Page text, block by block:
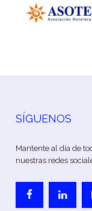
SÍGUENOS
Mantente al día de
nuestras redes